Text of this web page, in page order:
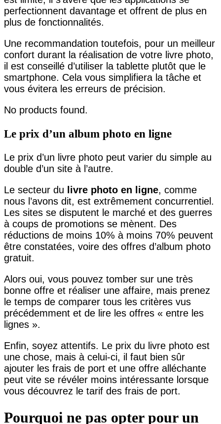
perfectionnent davantage et offrent de plus en
plus de fonctionnalités.
Une recommandation toutefois, pour un meilleur
confort durant la réalisation de votre livre photo,
il est conseillé d’utiliser la tablette plutôt que le
smartphone. Cela vous simplifiera la tâche et
vous évitera les erreurs de précision.
No products found.
Le prix d’un album photo en ligne
Le prix d’un livre photo peut varier du simple au
double d’un site à l’autre.
Le secteur du
livre photo en ligne, comme
nous l’avons dit, est extrêmement concurrentiel.
Les sites se disputent le marché et des guerres
à coups de promotions se mènent. Des
réductions de moins 10% à moins 70% peuvent
être constatées, voire des offres d’album photo
gratuit.
Alors oui, vous pouvez tomber sur une très
bonne offre et réaliser une affaire, mais prenez
le temps de comparer tous les critères vus
précédemment et de lire les offres « entre les
lignes ».
Enfin, soyez attentifs. Le prix du livre photo est
une chose, mais à celui-ci, il faut bien sûr
ajouter les frais de port et une offre alléchante
peut vite se révéler moins intéressante lorsque
vous découvrez le tarif des frais de port.
Pourquoi ne pas opter pour un